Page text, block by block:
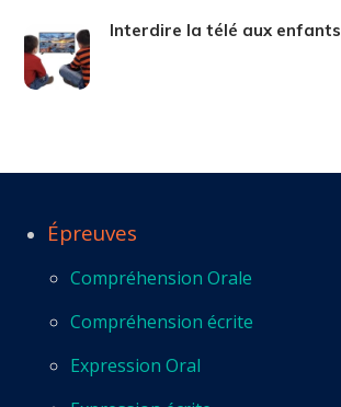
Interdire la télé aux enfants
Épreuves
Compréhension Orale
Compréhension écrite
Expression Oral